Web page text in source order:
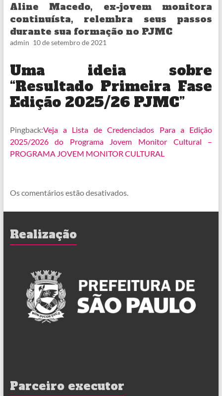
Aline Macedo, ex-jovem monitora
continuísta, relembra seus passos
durante sua formação no PJMC
admin 10 de setembro de 2021
Uma ideia sobre
“Resultado Primeira Fase
Edição 2025/26 PJMC”
Pingback:Veja a Lista de Credenciados Para a Edição
2025/2026 do Programa Jovem Monitor Cultural –
PROGRAMA JOVEM MONITOR CULTURAL
Os comentários estão desativados.
Realização
Parceiro executor